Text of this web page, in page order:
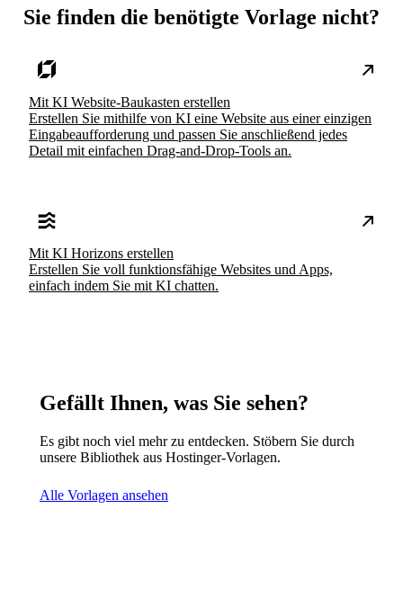
Sie finden die benötigte Vorlage nicht?
Mit KI Website-Baukasten erstellen
Erstellen Sie mithilfe von KI eine Website aus einer einzigen
Eingabeaufforderung und passen Sie anschließend jedes
Detail mit einfachen Drag-and-Drop-Tools an.
Mit KI Horizons erstellen
Erstellen Sie voll funktionsfähige Websites und Apps,
einfach indem Sie mit KI chatten.
Gefällt Ihnen, was Sie sehen?
Es gibt noch viel mehr zu entdecken. Stöbern Sie durch
unsere Bibliothek aus Hostinger-Vorlagen.
Alle Vorlagen ansehen